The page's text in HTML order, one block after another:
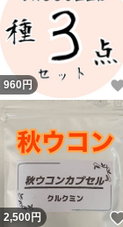
960円
2,500円